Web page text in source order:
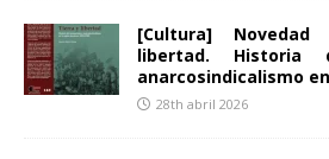
[Cultura]
libertad. Historia
anarcosindicalismo
28th abril 2026